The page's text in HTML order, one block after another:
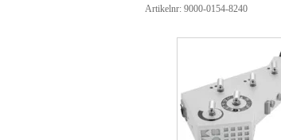
Artikelnr: 9000-0154-8240